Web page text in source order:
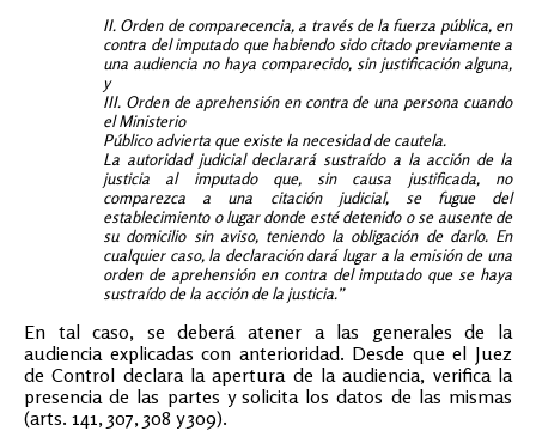
II. Orden de comparecencia, a través de la fuerza pública, en
contra del imputado que habiendo sido citado previamente a
una audiencia no haya comparecido, sin justificación alguna,
y
III. Orden de aprehensión en contra de una persona cuando
el Ministerio
Público advierta que existe la necesidad de cautela.
La autoridad judicial declarará sustraído a la acción de la
justicia al imputado que, sin causa justificada, no
comparezca a una citación judicial, se fugue del
establecimiento o lugar donde esté detenido o se ausente de
su domicilio sin aviso, teniendo la obligación de darlo. En
cualquier caso, la declaración dará lugar a la emisión de una
orden de aprehensión en contra del imputado que se haya
sustraído de la acción de la justicia.”
En tal caso, se deberá atener a las generales de la
audiencia explicadas con anterioridad. Desde que el Juez
de Control declara la apertura de la audiencia, verifica la
presencia de las partes y solicita los datos de las mismas
(arts. 141, 307, 308 y 309).